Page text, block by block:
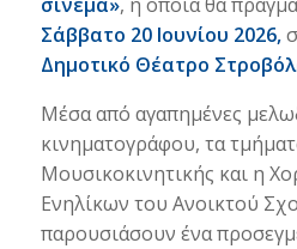
Σάββατο 20 Ιουνίου 2026,
Δημοτικό Θέατρο
Μέσα από αγαπημένες
κινηματογράφου, τα
Μουσικοκινητικής και η
Ενηλίκων του Ανοικτού
παρουσιάσουν ένα